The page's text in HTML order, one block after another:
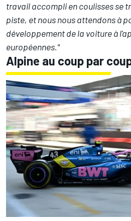
travail accompli en coulisses se
piste, et nous nous attendons à
développement de la voiture à
européennes."
Alpine au coup par